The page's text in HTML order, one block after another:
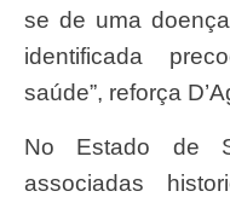
se de uma
identificada
saúde”, reforça
No Estado de São Paulo, as variantes
associadas